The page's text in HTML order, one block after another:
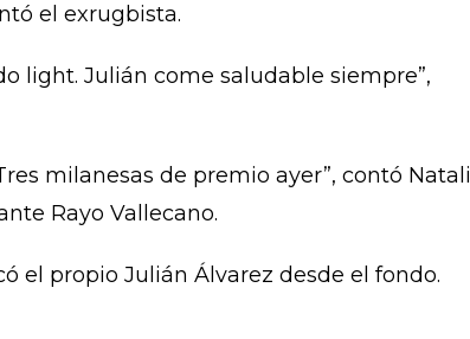
el exrugbista.
light. Julián come saludable siempre”,
milanesas de premio ayer”, contó Natali
Rayo Vallecano.
el propio Julián Álvarez desde el fondo.